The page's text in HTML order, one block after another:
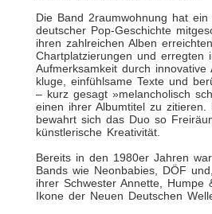
Die Band 2raumwohnung hat ein
deutscher Pop-Geschichte
ihren zahlreichen Alben
Chartplatzierungen und erregten
Aufmerksamkeit durch innovative
kluge, einfühlsame Texte und
– kurz gesagt »melancholisch
einen ihrer Albumtitel zu zitieren.
bewahrt sich das Duo so
künstlerische Kreativität.
Bereits in den 1980er Jahren
Bands wie Neonbabies, DÖF
ihrer Schwester Annette, Humpe
Ikone der Neuen Deutschen